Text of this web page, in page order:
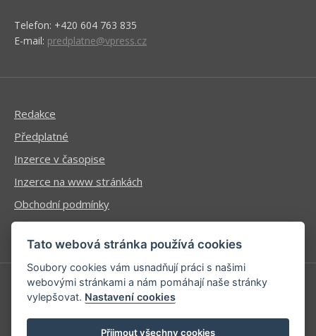
Telefon: +420 604 763 835
E-mail: predplatne@vpress.cz
Redakce
Předplatné
Inzerce v časopise
Inzerce na www stránkách
Obchodní podmínky
Ochrana osobních údajů
Příhlášení | Registrace
Kontaktní informace
Tato webová stránka používá cookies
Soubory cookies vám usnadňují práci s našimi
webovými stránkami a nám pomáhají naše stránky
vylepšovat. Nastavení cookies
Přijmout všechny cookies